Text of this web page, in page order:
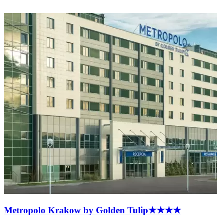
Metropolo Krakow by Golden Tulip★★★★